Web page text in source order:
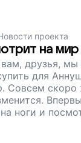
проекта
на
друзья,
Совсем скоро
ноги и
Спасибо